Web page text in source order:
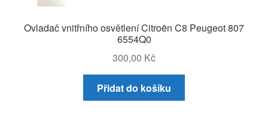
Ovladač vnitřního osvětlení Citroën C8 Peugeot 807
6554Q0
300,00 Kč
Přidat do košíku